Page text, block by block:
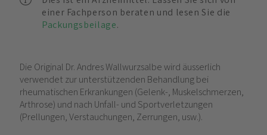
einer Fachperson beraten und lesen Sie die
Packungsbeilage.
Die Original Dr. Andres Wallwurzsalbe wird äusserlich
verwendet zur unterstützenden Behandlung bei
rheumatischen Erkrankungen (Gelenk-, Muskelschmerzen,
Arthrose) und nach Unfall- und Sportverletzungen
(Prellungen, Verstauchungen, Zerrungen, usw.).